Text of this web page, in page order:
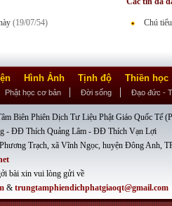
(19/07/54) Chú
Hình Ảnh Tịnh độ Thiền học
Phật học cơ bản Đời sống Đạo đức -
Biên Phiên Dịch Tư Liệu Phật Giáo Quốc Tế
- ĐĐ Thích Quảng Lâm - ĐĐ Thích Vạn Lợi
Trạch, xã Vĩnh Ngọc, huyện Đông Anh,
bài xin vui lòng gửi về
& trungtamphiendichphatgiaoqt@gmail.com